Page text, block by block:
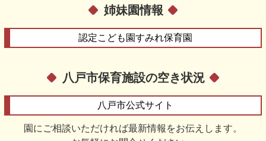
姉妹園情報
認定こども園すみれ保育園
八戸市保育施設の空き状況
八戸市公式サイト
園にご相談いただければ最新情報をお伝えします。